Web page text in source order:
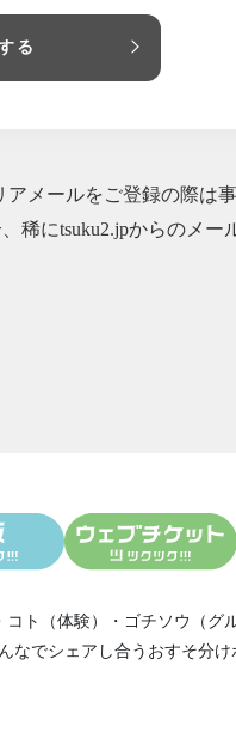
る
メールをご登録の際は
稀にtsuku2.jpからのメ
コト（体験） ・ ゴチソウ（グ
なでシェアし合う おすそ分